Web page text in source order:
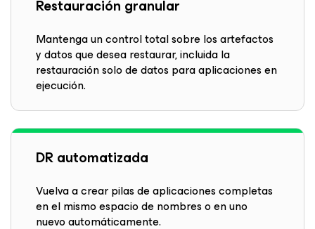
Restauración granular
Mantenga un control total sobre los artefactos
y datos que desea restaurar, incluida la
restauración solo de datos para aplicaciones en
ejecución.
DR automatizada
Vuelva a crear pilas de aplicaciones completas
en el mismo espacio de nombres o en uno
nuevo automáticamente.